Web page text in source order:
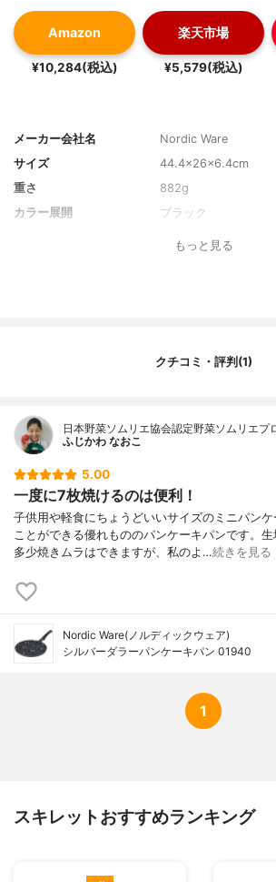
Amazon
¥10,284(税込)
楽天市場
¥5,579(税込)
メーカー会社名
Nordic Ware
サイズ
44.4×26×6.4cm
重さ
882g
カラー展開
ブラック
もっと見る
クチコミ・評判(1)
日本野菜ソムリエ協会認定野菜ソムリエプ
ふじかわ なおこ
5.00
一度に7枚焼けるのは便利！
子供用や軽食にちょうどいいサイズのミニパンケ
ことができる優れもののパンケーキパンです。
多少焼きムラはできますが、私のよ…続きを見る
Nordic Ware(ノルディックウェア)
シルバーダラーパンケーキパン 01940
1
スキレットおすすめランキング